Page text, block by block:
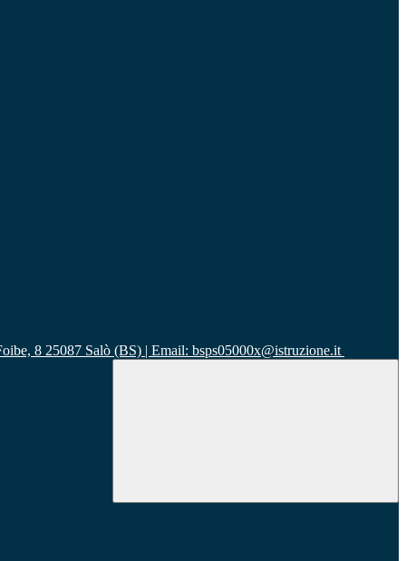
8 25087 Salò (BS) | Email: bsps05000x@istruzione.it